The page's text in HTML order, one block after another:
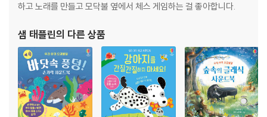
하고 노래를 만들고 모닥불 옆에서 체스 게임하는 걸 좋아합니다.
샘 태플린의 다른 상품